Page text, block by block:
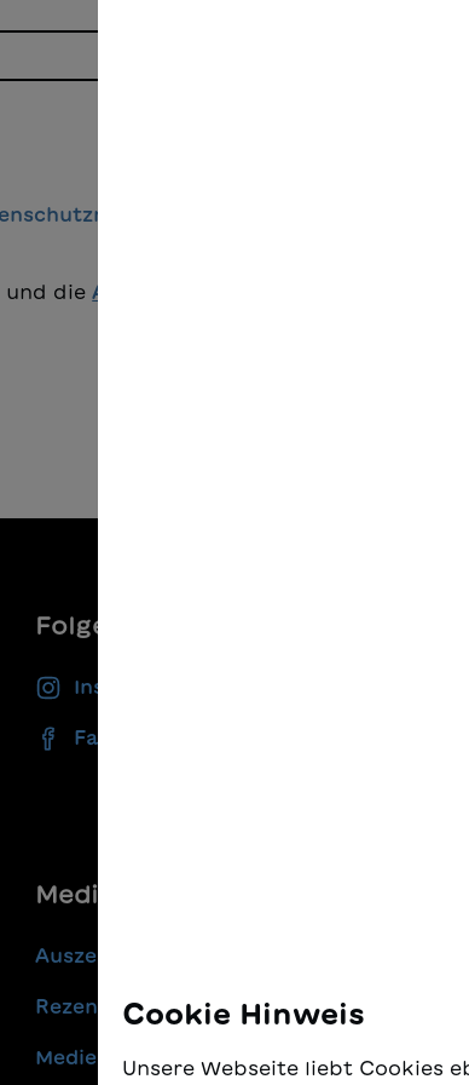
und die AGB
Folgen Sie uns
Instagram
Facebook
Media
Auszeichnungen
Rezensionen
Medienmitteilungen
Cookie Hinweis
Unsere Webseite liebt Cookies